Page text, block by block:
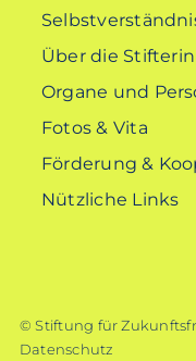
Über die Stifterin
Organe und
Fotos & Vita
Förderung &
Nützliche Links
© Stiftung für
Datenschutz